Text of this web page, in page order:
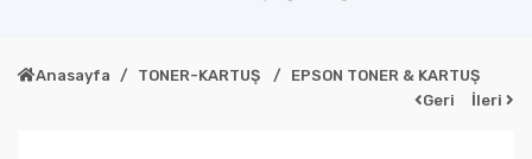
Anasayfa TONER-KARTUŞ
EPSON TONER & KARTUŞ
Geri
İleri